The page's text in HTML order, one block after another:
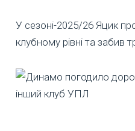
У сезоні-2025/26 Яцик
клубному рівні та забив